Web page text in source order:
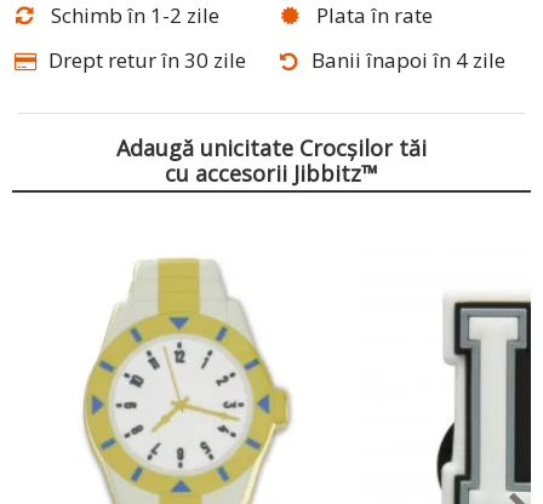
Schimb în 1-2 zile
Plata în rate
Drept retur în 30 zile
Banii înapoi în 4 zile
Adaugă unicitate Crocșilor tăi
cu accesorii Jibbitz™